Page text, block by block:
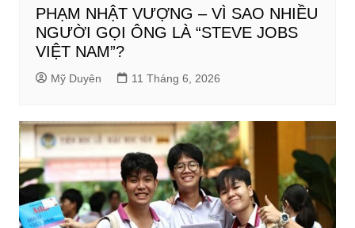
PHẠM NHẬT VƯỢNG – VÌ SAO NHIỀU
NGƯỜI GỌI ÔNG LÀ “STEVE JOBS
VIỆT NAM”?
Mỹ Duyên 11 Tháng 6, 2026